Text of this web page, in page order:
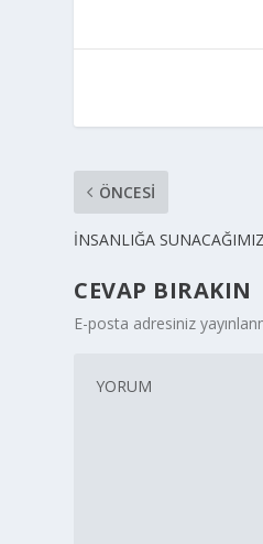
ÖNCESI
İNSANLIĞA
CEVAP BIRAKIN
E-posta adresiniz